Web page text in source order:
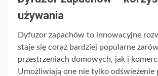
używania
Dyfuzor zapachów to innowacyjne
staje się coraz bardziej popularne
przestrzeniach domowych, jak i
Umożliwiają one nie tylko odświeżenie